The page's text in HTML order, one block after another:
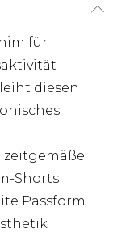
für
diesen
Shorts
Passform